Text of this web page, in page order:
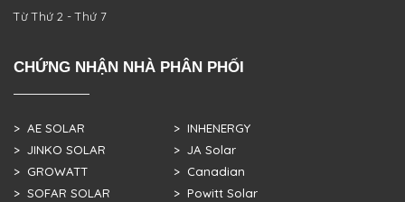
Từ Thứ 2 - Thứ 7
CHỨNG NHẬN NHÀ PHÂN PHỐI
> AE SOLAR
> JINKO SOLAR
> GROWATT
> SOFAR SOLAR
> INHENERGY
> JA Solar
> Canadian
> Powitt Solar